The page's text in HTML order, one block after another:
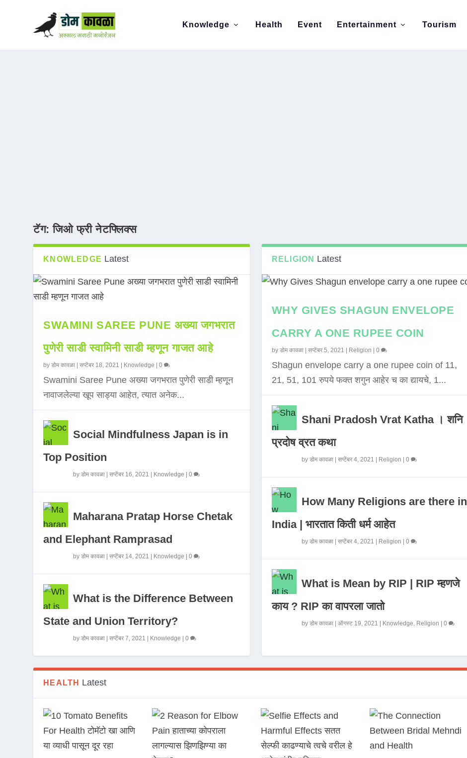
Knowledge Health Event Entertainment Tourism
टॅग:जिओ फ्री नेटफ्लिक्स
KNOWLEDGE Latest
SWAMINI SAREE PUNE अख्या जगभरात
पुणेरी साडी स्वामिनी साडी म्हणून गाजत आहे
byडोम कावळा |सप्टेंबर 18, 2021 Knowledge |0
Swamini Saree Pune अख्या जगभरात पुणेरी साडी म्हणून
नावाजलेल्या खूप साड्या आहेत, त्यात अनेक...
Social Mindfulness Japan is in
Top Position
byडोम कावळा |सप्टेंबर 16, 2021 Knowledge |0
Maharana Pratap Horse Chetak
and Elephant Ramprasad
byडोम कावळा |सप्टेंबर 14, 2021 Knowledge |0
What is the Difference Between
State and Union Territory?
byडोम कावळा |सप्टेंबर 7, 2021 Knowledge |0
RELIGION Latest
WHY GIVES SHAGUN ENVELOPE
CARRY A ONE RUPEE COIN
by डोम कावळा| सप्टेंबर 5, 2021 Religion 0
Shagun envelope carry a one rupee coin of 11,
21, 51, 101 रुपये फक्त शगुन आहेर च का द्यायचे, 1...
Shani Pradosh Vrat Katha । शनि
प्रदोष व्रत कथा
by डोम कावळा| सप्टेंबर 4, 2021 Religion 0
How Many Religions are there in
India | भारतात किती धर्म आहेत
by डोम कावळा| सप्टेंबर 4, 2021 Religion 0
What is Mean by RIP | RIP म्हणजे
काय ? RIP का वापरला जातो
by डोम कावळा| ऑगस्ट 19, 2021 Knowledge, Religion 0
HEALTH Latest